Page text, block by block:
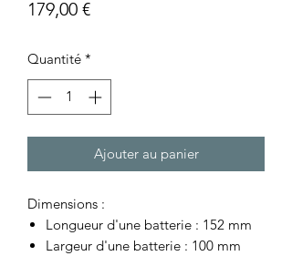
179,00 €Prix
Quantité *
Ajouter au panier
Dimensions :
Longueur d'une batterie : 152 mm
Largeur d'une batterie : 100 mm